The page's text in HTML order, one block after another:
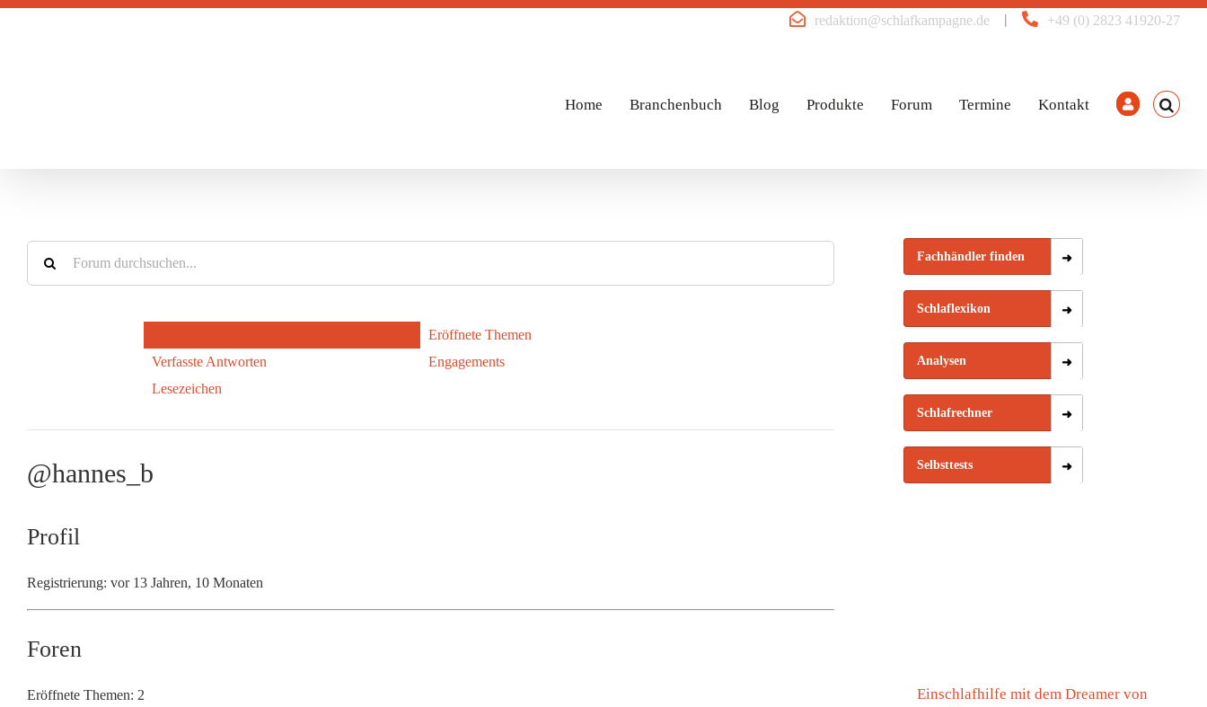
Zum
+49 (0) 2823 41920-27
|
redaktion@schlafkampagne.de
Home Branchenbuch Blog Produkte Forum Termine Kontakt
Eröffnete Themen
Verfasste Antworten
Engagements
Lesezeichen
@hannes_b
Profil
Registrierung: vor 13 Jahren, 10 Monaten
Foren
Eröffnete Themen: 2
Fachhändler finden
Schlaflexikon
Analysen
Schlafrechner
Selbsttests
Einschlafhilfe mit dem Dreamer von